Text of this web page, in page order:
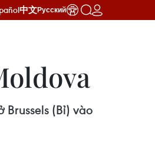
中文Русский
(Bỉ) vào